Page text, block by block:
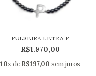
PULSEIRA LETRA P
R$1.970,00
10x de R$197,00 sem juros